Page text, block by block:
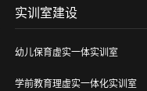
实训室建设
幼儿保育虚实一体实训室
学前教育理虚实一体化实训室